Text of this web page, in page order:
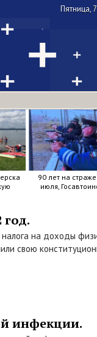
Пятница,
90 лет на
июля,
год.
на доходы
свою
инфекции.